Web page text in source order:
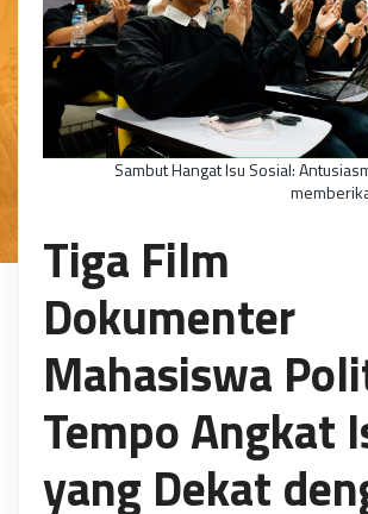
Sambut Hangat Isu Sosial:
Tiga Film
Dokumenter
Mahasiswa
Tempo Angkat
yang Dekat